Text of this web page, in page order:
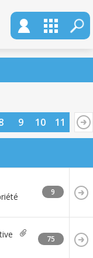
9 10 11
9
75